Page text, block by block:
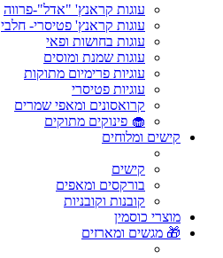
עוגות קראנץ' "אדל"-פרווה
עוגות קראנץ' פטיסרי- חלבי
עוגות בחושות ופאי
עוגות שמנת ומוסים
עוגיות פרימיום מתוקות
עוגיות פטיסרי
קרואסונים ומאפי שמרים
🧁 פינוקים מתוקים
קישים ומלוחים
קישים
בורקסים ומאפים
קובנות וקובניות
מוצרי כוסמין
🎁 מגשים ומארזים